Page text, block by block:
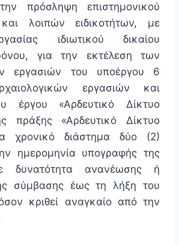
πρόσληψη επιστημονικού
λοιπών ειδικοτήτων, με
ιδιωτικού δικαίου
για την εκτέλεση των
εργασιών του υποέργου 6
εργασιών και
έργου «Αρδευτικό Δίκτυο
πράξης «Αρδευτικό Δίκτυο
χρονικό διάστημα δύο (2)
ημερομηνία υπογραφής της
δυνατότητα ανανέωσης ή
σύμβασης έως τη λήξη του
κριθεί αναγκαίο από την